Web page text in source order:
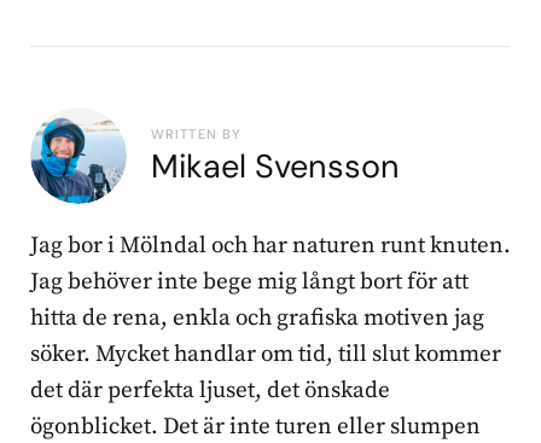
WRITTEN BY
Mikael Svensson
Jag bor i Mölndal och har naturen runt knuten.
Jag behöver inte bege mig långt bort för att
hitta de rena, enkla och grafiska motiven jag
söker. Mycket handlar om tid, till slut kommer
det där perfekta ljuset, det önskade
ögonblicket. Det är inte turen eller slumpen